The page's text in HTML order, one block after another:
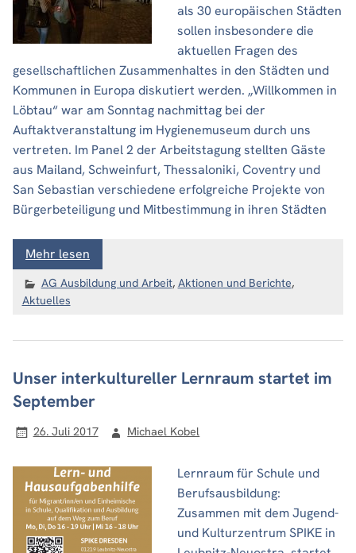
als 30 europäischen Städten
sollen insbesondere die
aktuellen Fragen des
gesellschaftlichen Zusammenhaltes in den Städten und
Kommunen in Europa diskutiert werden. „Willkommen in
Löbtau“ war am Sonntag nachmittag bei der
Auftaktveranstaltung im Hygienemuseum durch uns
vertreten. Im Panel 2 der Arbeitstagung stellten Gäste
aus Mailand, Schweinfurt, Thessaloniki, Coventry und
San Sebastian verschiedene erfolgreiche Projekte von
Bürgerbeteiligung und Mitbestimmung in ihren Städten
Mehr lesen
AG Ausbildung und Arbeit, Aktionen und Berichte,
Aktuelles
Unser interkultureller Lernraum startet im
September
26. Juli 2017 Michael Kobel
Lernraum für Schule und
Berufsausbildung:
Zusammen mit dem Jugend-
und Kulturzentrum SPIKE in